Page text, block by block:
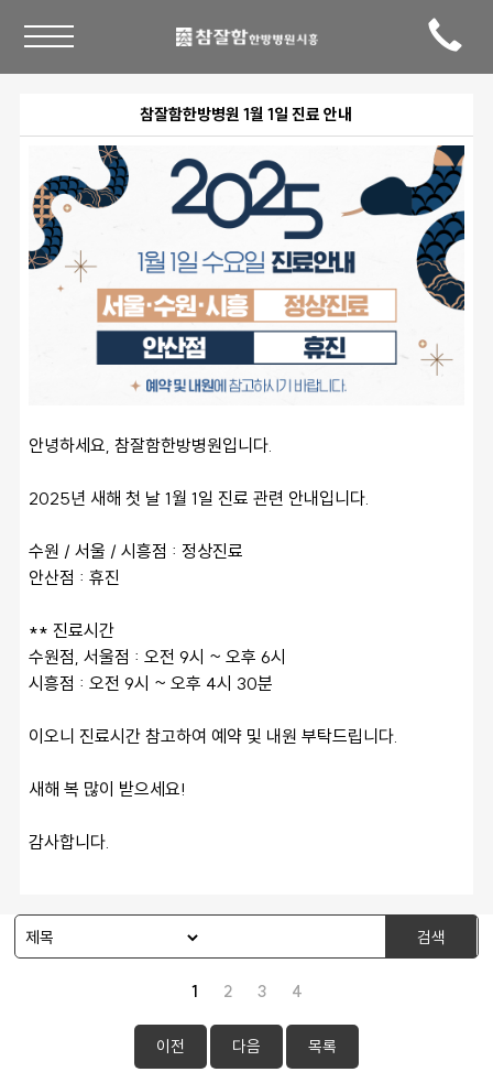
참잘함한방병원 1월 1일 진료 안내
안녕하세요, 참잘함한방병원입니다.
2025년 새해 첫 날 1월 1일 진료 관련 안내입니다.
수원 / 서울 / 시흥점 : 정상진료
안산점 : 휴진
** 진료시간
수원점, 서울점 : 오전 9시 ~ 오후 6시
시흥점 : 오전 9시 ~ 오후 4시 30분
이오니 진료시간 참고하여 예약 및 내원 부탁드립니다.
새해 복 많이 받으세요!
감사합니다.
검색
1 2 3 4
이전 다음 목록